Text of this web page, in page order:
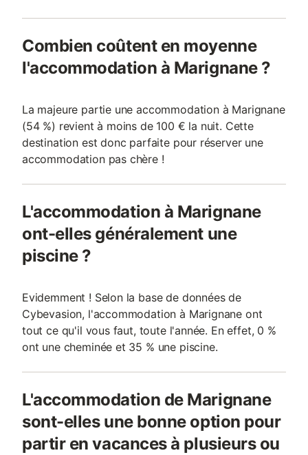
Combien coûtent en moyenne
l'accommodation à Marignane ?
La majeure partie une accommodation à Marignane
(54 %) revient à moins de 100 € la nuit. Cette
destination est donc parfaite pour réserver une
accommodation pas chère !
L'accommodation à Marignane
ont-elles généralement une
piscine ?
Evidemment ! Selon la base de données de
Cybevasion, l'accommodation à Marignane ont
tout ce qu'il vous faut, toute l'année. En effet, 0 %
ont une cheminée et 35 % une piscine.
L'accommodation de Marignane
sont-elles une bonne option pour
partir en vacances à plusieurs ou